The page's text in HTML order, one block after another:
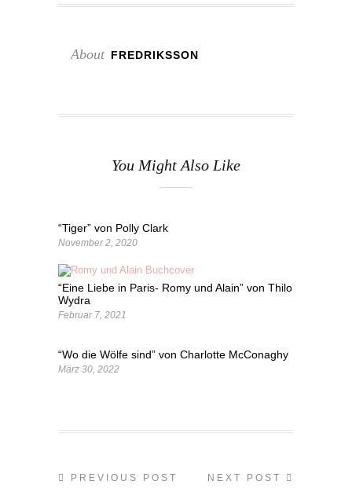
About FREDRIKSSON
You Might Also Like
“Tiger” von Polly Clark
November 2, 2020
“Eine Liebe in Paris- Romy und Alain” von Thilo
Wydra
Februar 7, 2021
“Wo die Wölfe sind” von Charlotte McConaghy
März 30, 2022
PREVIOUS POST NEXT POST